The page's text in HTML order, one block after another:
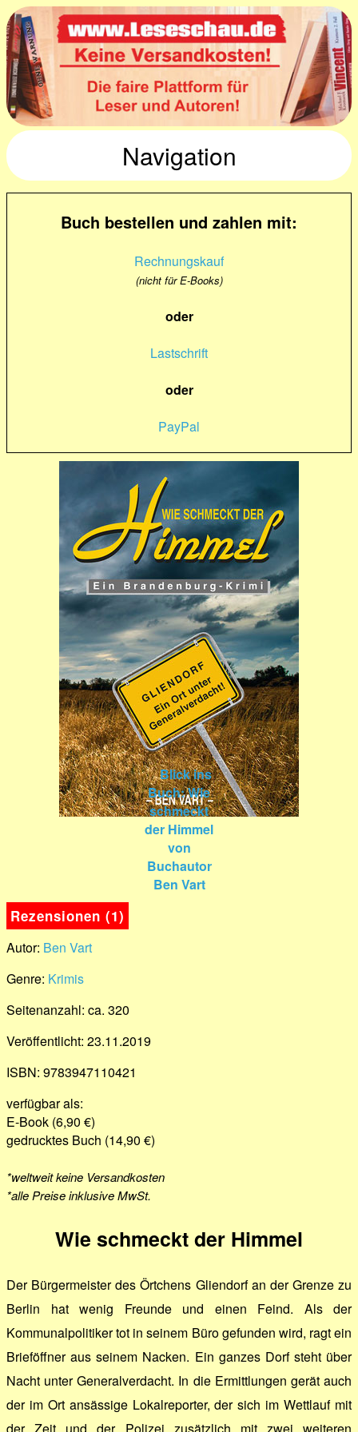
Navigation
Rezensionen (1)
Autor: Ben Vart
Genre: Krimis
Seitenanzahl: ca. 320
Veröffentlicht: 23.11.2019
ISBN: 9783947110421
verfügbar als:
E-Book (6,90 €)
gedrucktes Buch (14,90 €)
*weltweit keine Versandkosten
*alle Preise inklusive MwSt.
Wie schmeckt der Himmel
Der Bürgermeister des Örtchens Gliendorf an der Grenze zu
Berlin hat wenig Freunde und einen Feind. Als der
Kommunalpolitiker tot in seinem Büro gefunden wird, ragt ein
Brieföffner aus seinem Nacken. Ein ganzes Dorf steht über
Nacht unter Generalverdacht. In die Ermittlungen gerät auch
der im Ort ansässige Lokalreporter, der sich im Wettlauf mit
Buch bestellen und zahlen mit:
Rechnungskauf
(nicht für E-Books)
oder
Lastschrift
oder
PayPal